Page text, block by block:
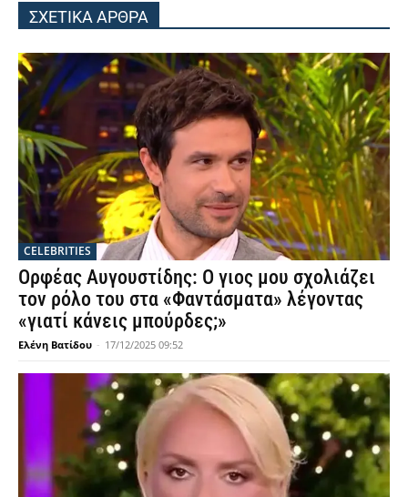
ΣΧΕΤΙΚΑ ΑΡΘΡΑ
CELEBRITIES
Ορφέας Αυγουστίδης: Ο γιος μου σχολιάζει
τον ρόλο του στα «Φαντάσματα» λέγοντας
«γιατί κάνεις μπούρδες;»
Ελένη Βατίδου - 17/12/2025 09:52